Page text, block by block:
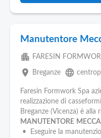
Manutentore
apartment FARESIN
place Breganze language
Faresin Formwork Spa
realizzazione di
Breganze (Vicenza) è alla
MANUTENTORE
• Eseguire la